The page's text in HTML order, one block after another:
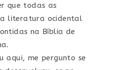
que todas as
literatura ocidental
na Bíblia de
aqui, me pergunto se